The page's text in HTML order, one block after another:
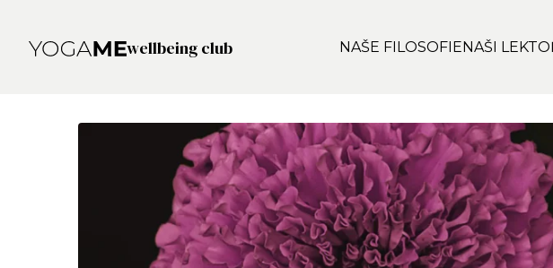
wellbeing club NAŠE FILOSOFIENAŠI